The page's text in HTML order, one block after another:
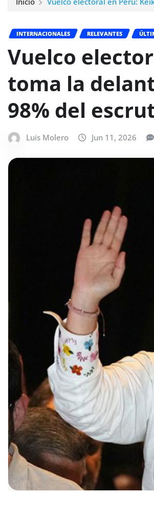
INTERNACIONALES RELEVANTES
Vuelco
toma la
98% del
Luis Molero Jun 11, 2026